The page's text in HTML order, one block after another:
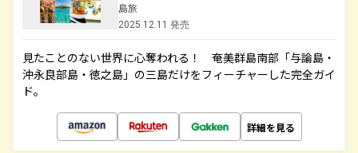
島旅
2025.12.11 発売
見たことのない世界に心奪われる！ 奄美群島南部「与論島・
沖永良部島・徳之島」の三島だけをフィーチャーした完全ガイ
ド。
詳細を見る